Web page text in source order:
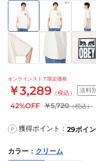
オンラインストア限定価格
￥3,289 （税込） 送料
42%OFF ￥5,720（税込）
P 獲得ポイント： 29ポイ
カラー ： クリーム